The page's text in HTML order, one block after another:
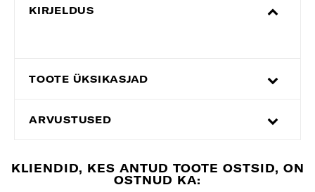
KIRJELDUS
TOOTE ÜKSIKASJAD
ARVUSTUSED
KLIENDID, KES ANTUD TOOTE OSTSID, ON
OSTNUD KA: